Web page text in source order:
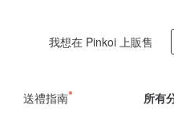
我想在 Pinkoi 上販售
送禮指南 所有